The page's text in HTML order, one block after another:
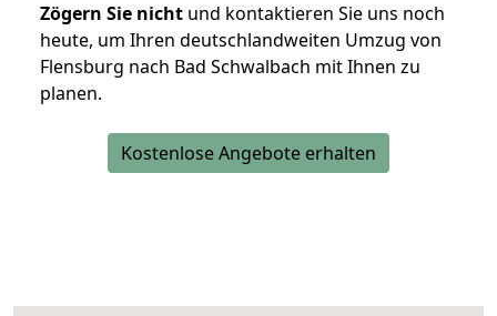
Zögern Sie nicht und kontaktieren Sie uns noch
heute, um Ihren deutschlandweiten Umzug von
Flensburg nach Bad Schwalbach mit Ihnen zu
planen.
Kostenlose Angebote erhalten